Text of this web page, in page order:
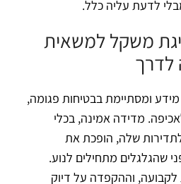
לדעת עליה כלל.
משקל למשאית
לדרך
ומסתיימת בבטיחות פגומה,
מדידה אמינה, בכלי
שלה, הופכת את
שהגלגלים מתחילים לנוע.
לקבועה, וההקפדה על דיוק